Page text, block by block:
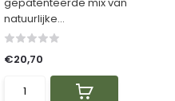
natuurlijke...
€20,70